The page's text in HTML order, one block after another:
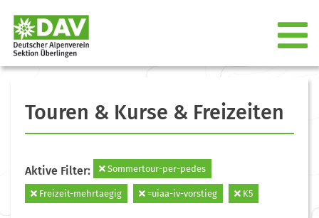
Touren & Kurse & Freizeiten
Aktive Filter: Sommertour-per-pedes
Freizeit-mehrtaegig =uiaa-iv-vorstieg K5